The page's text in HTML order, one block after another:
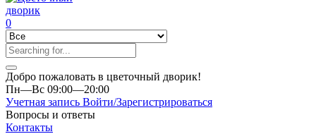
0
Добро пожаловать в цветочный дворик!
Пн—Вс 09:00—20:00
Учетная запись Войти/Зарегистрироваться
Вопросы и ответы
Контакты